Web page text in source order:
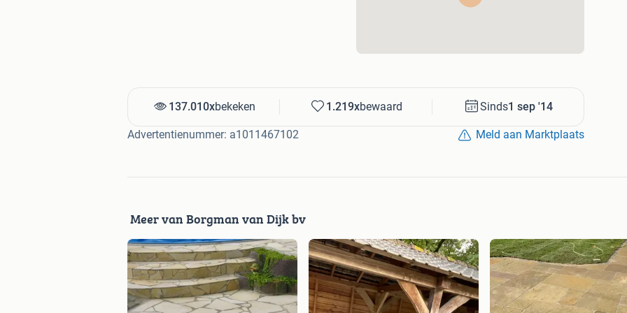
van 3 tot 5 cm waardoor deze uitstekend is te verwerken in uw tuin. Tevens is deze flagstone
stroeve oppervlak is de Kavala flagstone zeer geschikt voor paden, terrassen en als
Flagstones Ocre Multicolor Slate 2,5-4 cm dik € 39,95 p/m2
Prachtige leisteen flagstones grijs/bruin genuanceerd van kleur. Deze flagstones zijn
afkomstig uit Spanje en hebben een robuuste stoere uitstraling. Door zijn zeer natuurlijke
137.010xbekeken 1.219xbewaard Sinds1 sep '14
Advertentienummer: a1011467102 Meld aan Marktplaats
Meer van Borgman van Dijk bv